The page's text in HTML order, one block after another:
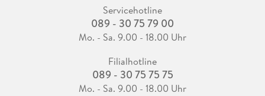
Servicehotline
089 - 30 75 79 00
Mo. - Sa. 9.00 - 18.00 Uhr
Filialhotline
089 - 30 75 75 75
Mo. - Sa. 9.00 - 18.00 Uhr